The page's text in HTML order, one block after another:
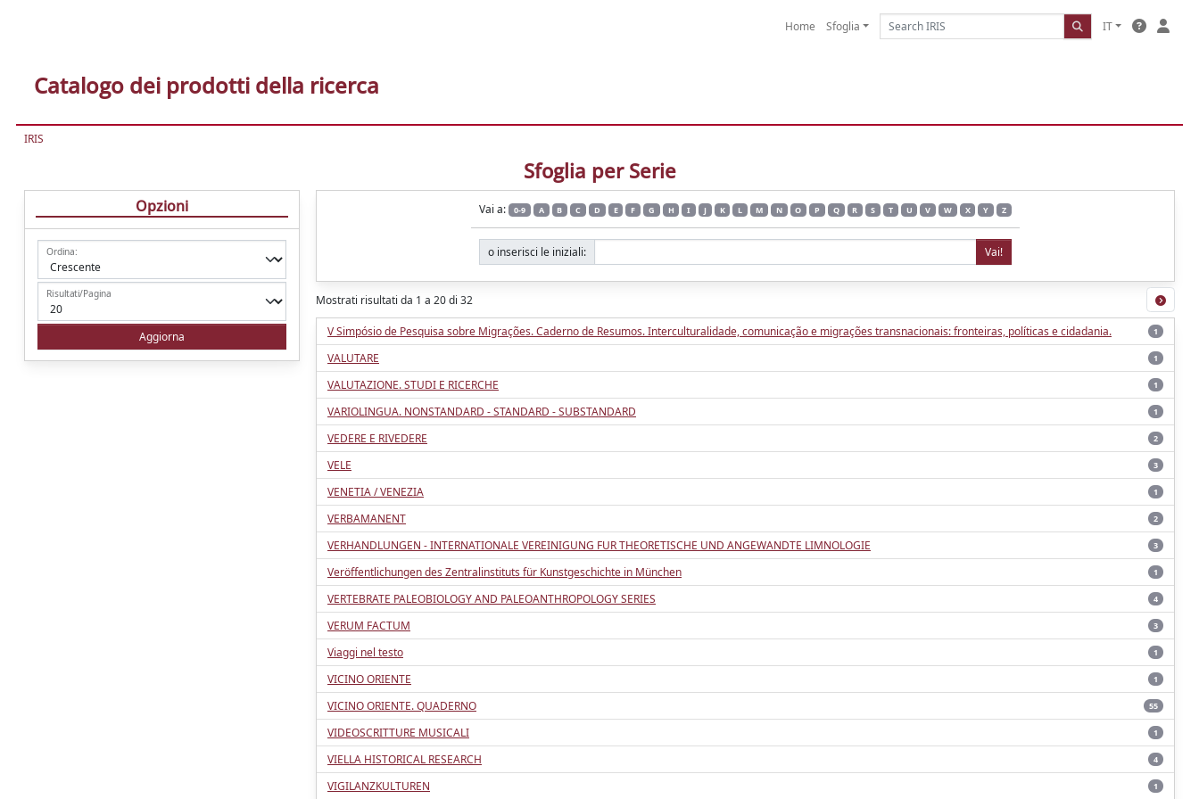
Home Sfoglia IT
Catalogo dei prodotti della ricerca
IRIS
Sfoglia per Serie
Opzioni
Ordina:
Risultati/Pagina
Vai a: 0-9 A B C D E F G H I J K L M N O P Q R S T U V W X Y Z
o inserisci le iniziali:
Mostrati risultati da 1 a 20 di 32
V Simpósio de Pesquisa sobre Migrações. Caderno de Resumos. Interculturalidade, comunicação e migrações transnacionais: fronteiras, políticas e cidadania. 1
VALUTARE 1
VALUTAZIONE. STUDI E RICERCHE 1
VARIOLINGUA. NONSTANDARD - STANDARD - SUBSTANDARD 1
VEDERE E RIVEDERE 2
VELE 3
VENETIA / VENEZIA 1
VERBAMANENT 2
VERHANDLUNGEN - INTERNATIONALE VEREINIGUNG FUR THEORETISCHE UND ANGEWANDTE LIMNOLOGIE 3
Veröffentlichungen des Zentralinstituts für Kunstgeschichte in München 1
VERTEBRATE PALEOBIOLOGY AND PALEOANTHROPOLOGY SERIES 4
VERUM FACTUM 3
Viaggi nel testo 1
VICINO ORIENTE 1
VICINO ORIENTE. QUADERNO 55
VIDEOSCRITTURE MUSICALI 1
VIELLA HISTORICAL RESEARCH 4
VIGILANZKULTUREN 1